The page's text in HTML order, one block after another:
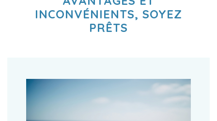
INCONVÉNIENTS, SOYEZ
PRÊTS